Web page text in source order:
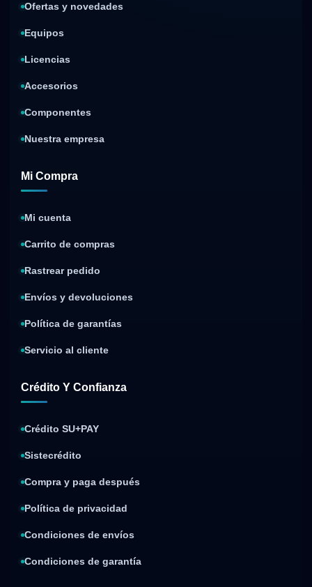
Ofertas y novedades
Equipos
Licencias
Accesorios
Componentes
Nuestra empresa
Mi Compra
Mi cuenta
Carrito de compras
Rastrear pedido
Envíos y devoluciones
Política de garantías
Servicio al cliente
Crédito Y Confianza
Crédito SU+PAY
Sistecrédito
Compra y paga después
Política de privacidad
Condiciones de envíos
Condiciones de garantía